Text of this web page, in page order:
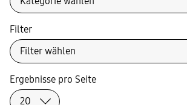
Filter
Ergebnisse pro Seite